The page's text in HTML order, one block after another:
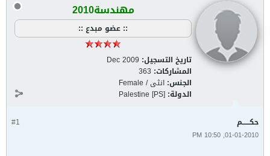
مهندسة2010
:: عضو مبدع ::
تاريخ التسجيل: Dec 2009
المشاركات: 363
الجنس: انثى / Female
الدولة: Palestine [PS]
#1 حكــــــم
01-01-2010, 10:50 PM